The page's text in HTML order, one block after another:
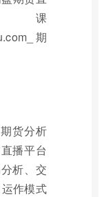
货分析
播平台
析、交
作模式